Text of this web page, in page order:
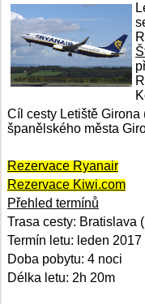
Cíl cesty Letiště Girona
španělského města
Rezervace Ryanair
Rezervace Kiwi.com
Přehled termínů
Trasa cesty: Bratislava
Termín letu: leden 2017
Doba pobytu: 4 noci
Délka letu: 2h 20m